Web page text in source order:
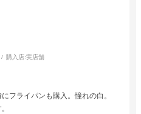
購入店:実店舗
フライパンも購入。憧れの白。